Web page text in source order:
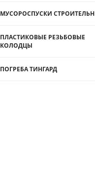
МУСОРОСПУСКИ
ПЛАСТИКОВЫЕ РЕЗЬБОВЫЕ
КОЛОДЦЫ
ПОГРЕБА ТИНГАРД